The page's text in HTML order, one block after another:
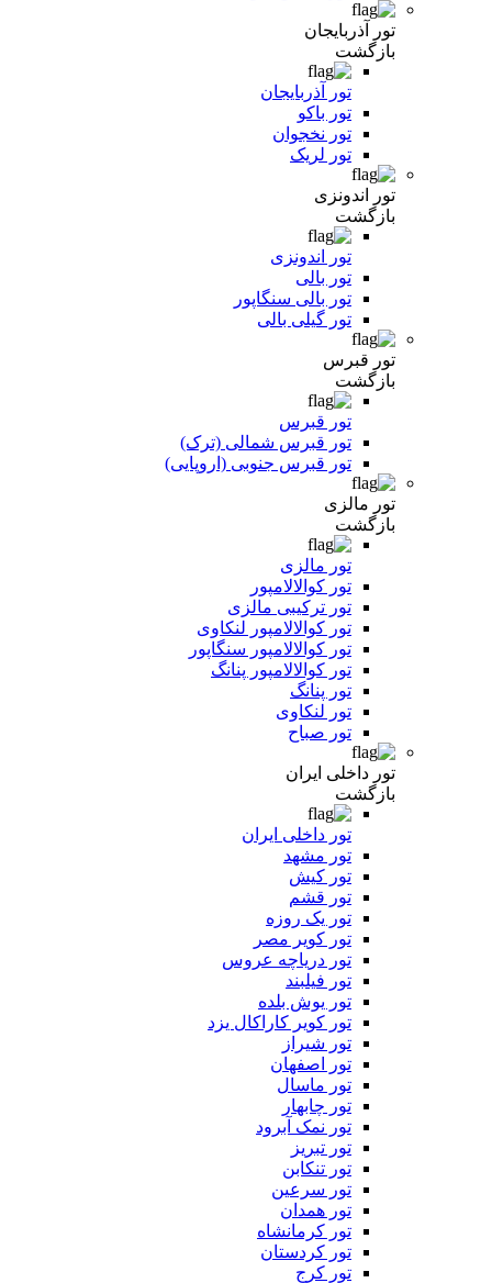
تور آذربایجان
بازگشت
تور آذربایجان
تور باکو
تور نخجوان
تور لریک
تور اندونزی
بازگشت
تور اندونزی
تور بالی
تور بالی سنگاپور
تور گیلی بالی
تور قبرس
بازگشت
تور قبرس
تور قبرس شمالی (ترک)
تور قبرس جنوبی (اروپایی)
تور مالزی
بازگشت
تور مالزی
تور کوالالامپور
تور ترکیبی مالزی
تور کوالالامپور لنکاوی
تور کوالالامپور سنگاپور
تور کوالالامپور پنانگ
تور پنانگ
تور لنکاوی
تور صباح
تور داخلی ایران
بازگشت
تور داخلی ایران
تور مشهد
تور کیش
تور قشم
تور یک روزه
تور کویر مصر
تور دریاچه عروس
تور فیلبند
تور یوش بلده
تور کویر کاراکال یزد
تور شیراز
تور اصفهان
تور ماسال
تور چابهار
تور نمک آبرود
تور تبریز
تور تنکابن
تور سرعین
تور همدان
تور کرمانشاه
تور کردستان
تور کرج